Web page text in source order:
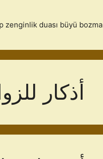
zenginlik duası büyü bozma
أذكار